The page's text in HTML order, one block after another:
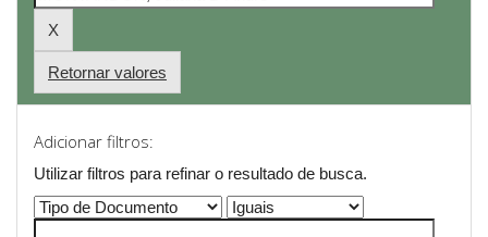
Retornar valores
Adicionar filtros:
Utilizar filtros para refinar o resultado de busca.